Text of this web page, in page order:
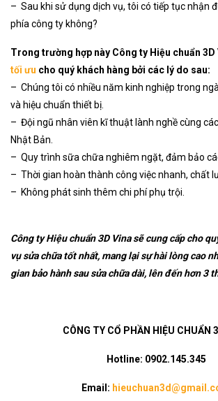
– Sau khi sử dụng dịch vụ, tôi có tiếp tục nhận
phía công ty không?
Trong trường hợp này Công ty Hiệu chuẩn 3D
tối ưu cho quý khách hàng bởi các lý do sau:
– Chúng tôi có nhiều năm kinh nghiệp trong
và hiệu chuẩn thiết bị.
– Đội ngũ nhân viên kĩ thuật lành nghề cùng
Nhật Bản.
– Quy trình sữa chữa nghiêm ngặt, đảm bảo
– Thời gian hoàn thành công việc nhanh, chất
– Không phát sinh thêm chi phí phụ trội.
Công ty Hiệu chuẩn 3D Vina sẽ cung cấp cho
vụ sửa chữa tốt nhất, mang lại sự hài lòng cao
gian bảo hành sau sửa chữa dài, lên đến hơn 3
CÔNG TY CỔ PHẦN HIỆU CHUẨN
Hotline: 0902.145.345
Email: